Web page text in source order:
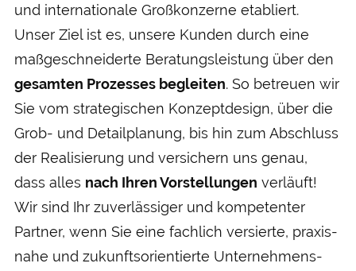
und inter­nationale Groß­konzerne etabliert.
Unser Ziel ist es, unsere Kunden durch eine
maß­ge­schneiderte Beratungs­leistung über den
gesamten Prozesses be­gleiten. So betreuen wir
Sie vom strategischen Konzept­design, über die
Grob- und Detail­planung, bis hin zum Abschluss
der Realisierung und versichern uns genau,
dass alles nach Ihren Vorstellungen verläuft!
Wir sind Ihr zu­ver­lässiger und kompetenter
Partner, wenn Sie eine fachlich versierte, praxis­
nahe und zukunfts­orientierte Unternehmens­